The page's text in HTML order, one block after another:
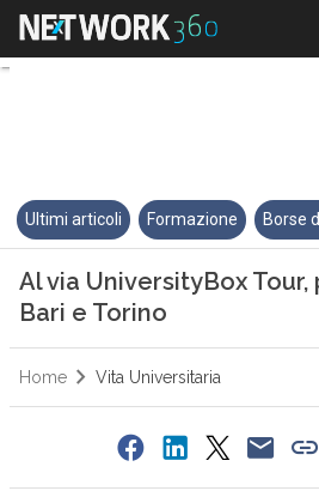
Al via
Ultimi articoli Formazione Borse
Al via UniversityBox
Bari e Torino
Home Vita Universitaria